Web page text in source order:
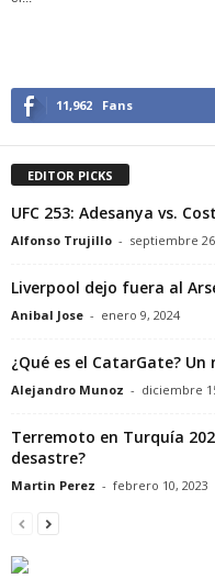
11,962 Fans
EDITOR PICKS
UFC 253: Adesanya vs.
Alfonso Trujillo - septiembre
Liverpool dejo fuera al
Anibal Jose - enero 9, 2024
¿Qué es el CatarGate? Un
Alejandro Munoz - diciembre
Terremoto en Turquía
desastre?
Martin Perez - febrero 10, 2023